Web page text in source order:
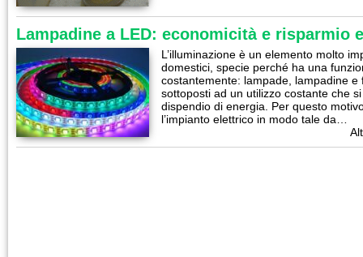
Lampadine a LED: economicità e risparmio
L’illuminazione è un elemento molto
domestici, specie perché ha una
costantemente: lampade, lampadine
sottoposti ad un utilizzo costante che
dispendio di energia. Per questo
l’impianto elettrico in modo tale da…